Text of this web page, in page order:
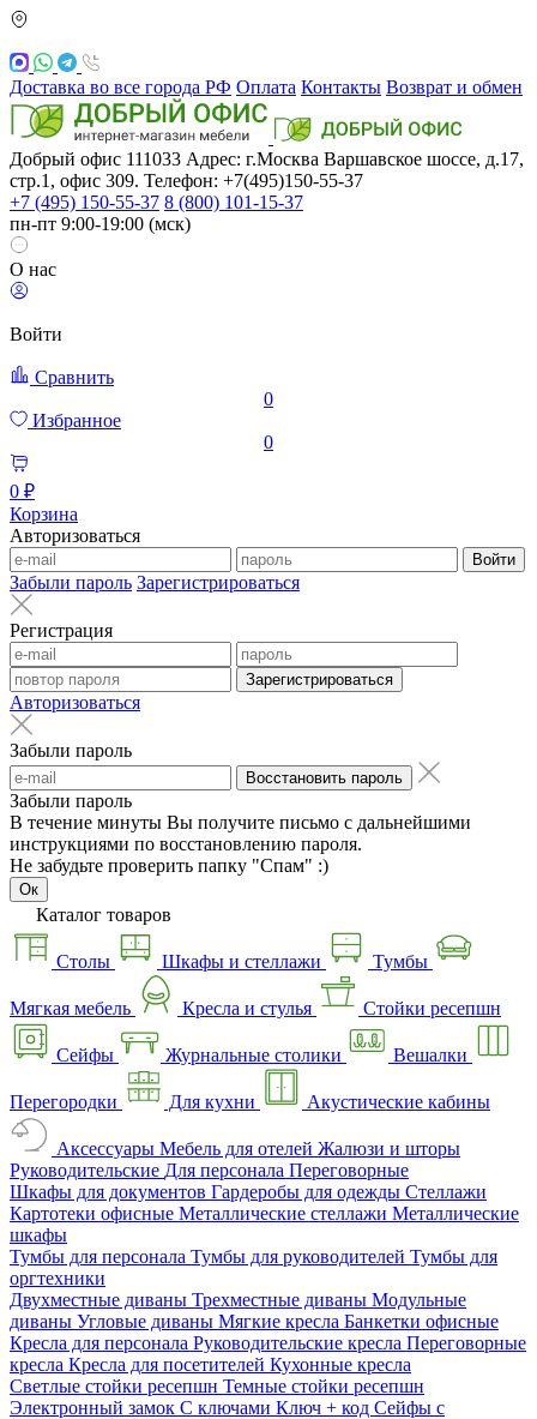
Доставка во все города РФ Оплата Контакты Возврат и обмен
Добрый офис 111033 Адрес: г.Москва Варшавское шоссе, д.17,
стр.1, офис 309. Телефон: +7(495)150-55-37
+7 (495) 150-55-37 8 (800) 101-15-37
пн-пт 9:00-19:00 (мск)
О нас
Войти
Сравнить
0
Избранное
0
0 ₽
Корзина
Авторизоваться
Войти
Забыли пароль Зарегистрироваться
Регистрация
Зарегистрироваться
Авторизоваться
Забыли пароль
Восстановить пароль
Забыли пароль
В течение минуты Вы получите письмо с дальнейшими
инструкциями по восстановлению пароля.
Не забудьте проверить папку "Спам" :)
Ок
Каталог товаров
Столы Шкафы и стеллажи Тумбы
Мягкая мебель Кресла и стулья Стойки ресепшн
Сейфы Журнальные столики Вешалки
Перегородки Для кухни Акустические кабины
Аксессуары Мебель для отелей Жалюзи и шторы
Руководительские Для персонала Переговорные
Шкафы для документов Гардеробы для одежды Стеллажи
Картотеки офисные Металлические стеллажи Металлические
шкафы
Тумбы для персонала Тумбы для руководителей Тумбы для
оргтехники
Двухместные диваны Трехместные диваны Модульные
диваны Угловые диваны Мягкие кресла Банкетки офисные
Кресла для персонала Руководительские кресла Переговорные
кресла Кресла для посетителей Кухонные кресла
Светлые стойки ресепшн Темные стойки ресепшн
Электронный замок С ключами Ключ + код Сейфы с